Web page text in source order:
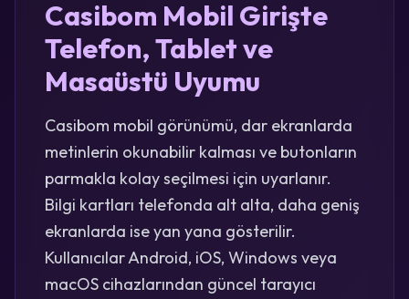
Casibom Mobil Girişte
Telefon, Tablet ve
Masaüstü Uyumu
Casibom mobil görünümü, dar ekranlarda
metinlerin okunabilir kalması ve butonların
parmakla kolay seçilmesi için uyarlanır.
Bilgi kartları telefonda alt alta, daha geniş
ekranlarda ise yan yana gösterilir.
Kullanıcılar Android, iOS, Windows veya
macOS cihazlarından güncel tarayıcı